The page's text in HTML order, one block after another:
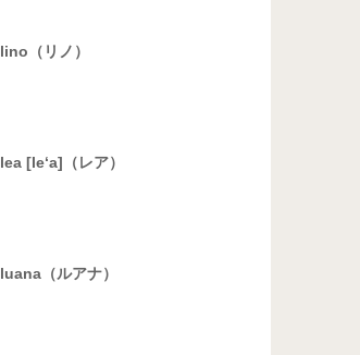
lino（リノ）
lea [le‘a]（レア）
luana（ルアナ）